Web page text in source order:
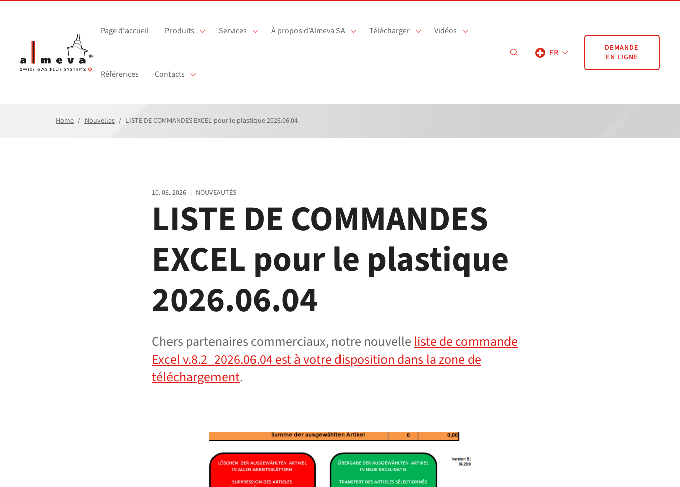
Page d'accueil Produits Services À propos d’Almeva SA Télécharger Vidéos
Références Contacts
FR
DEMANDE
EN LIGNE
Home Nouvelles LISTE DE COMMANDES EXCEL pour le plastique 2026.06.04
10. 06. 2026 | NOUVEAUTÉS
LISTE DE COMMANDES
EXCEL pour le plastique
2026.06.04
Chers partenaires commerciaux, notre nouvelle liste de commande
Excel v.8.2_2026.06.04 est à votre disposition dans la zone de
téléchargement.